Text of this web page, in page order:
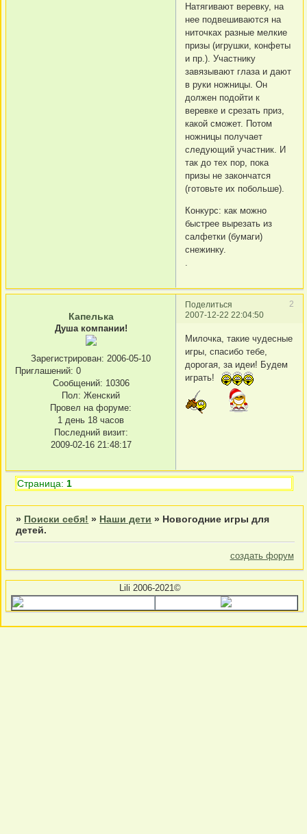
Натягивают веревку, на
нее подвешиваются на
ниточках разные мелкие
призы (игрушки, конфеты
и пр.). Участнику
завязывают глаза и дают
в руки ножницы. Он
должен подойти к
веревке и срезать приз,
какой сможет. Потом
ножницы получает
следующий участник. И
так до тех пор, пока
призы не закончатся
(готовьте их побольше).
Конкурс: как можно
быстрее вырезать из
салфетки (бумаги)
снежинку.
Поделиться
2
2007-12-22 22:04:50
Капелька
Душа компании!
Зарегистрирован: 2006-05-10
Приглашений: 0
Сообщений: 10306
Пол: Женский
Провел на форуме:
1 день 18 часов
Последний визит:
2009-02-16 21:48:17
Милочка, такие чудесные
игры, спасибо тебе,
дорогая, за идеи! Будем
играть!
Страница:1
» Поиски себя! » Наши дети » Новогодние игры для
детей.
создать форум
Lili 2006-2021©